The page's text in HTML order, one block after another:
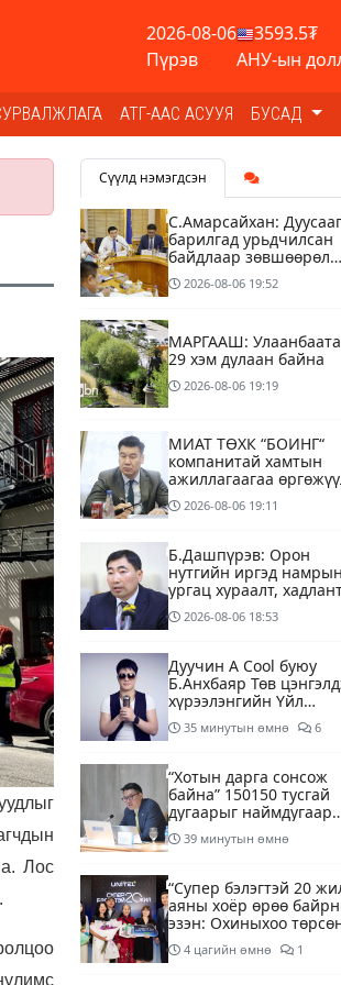
2026-08-06
Пүрэв
3593.5₮
АНУ-ын
АТГ-ААС АСУУЯ БУСАД
Лос
Сүүлд нэмэгдсэн
С.Амарсайхан:
барилгад урьдчилсан
байдлаар зөвшөөрөл
гэрчилгээ олгохгүй
байхаар зохион
2026-08-06 19:52
МАРГААШ:
29 хэм дулаан байна
2026-08-06 19:19
МИАТ ТӨХК “БОИНГ“
компанитай хамтын
ажиллагаагаа
2026-08-06 19:11
Б.Дашпүрэв: Орон
нутгийн иргэд намрын
ургац хураалт,
холбоотой ШТС-уудаар
зөөврийн саваар
2026-08-06 18:53
Дуучин A Cool буюу
Б.Анхбаяр Төв
хүрээлэнгийн Үйл
ажиллагаа, олон
тоглолт хариуцсан
35 минутын өмнө 6
“Хотын дарга сонсож
байна” 150150 тусгай
дугаарыг наймдугаар
сарын 14-нөөс
ажиллуулж эхэлнэ
39 минутын өмнө
“Супер бэлэгтэй 20
аяны хоёр өрөө
эзэн: Охиныхоо
өдрөөр байртай болно
гэдэг хамгийн том аз
4 цагийн өмнө 1